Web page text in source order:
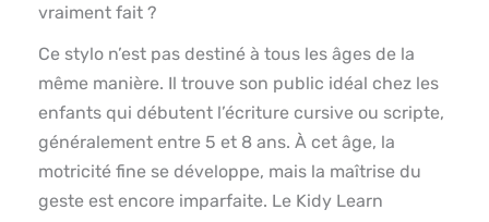
vraiment fait ?
Ce stylo n’est pas destiné à tous les âges de la
même manière. Il trouve son public idéal chez les
enfants qui débutent l’écriture cursive ou scripte,
généralement entre 5 et 8 ans. À cet âge, la
motricité fine se développe, mais la maîtrise du
geste est encore imparfaite. Le Kidy Learn